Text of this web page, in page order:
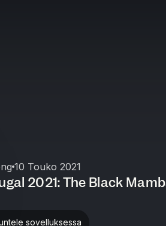
10 Touko 2021
2021: The Black
sovelluksessa